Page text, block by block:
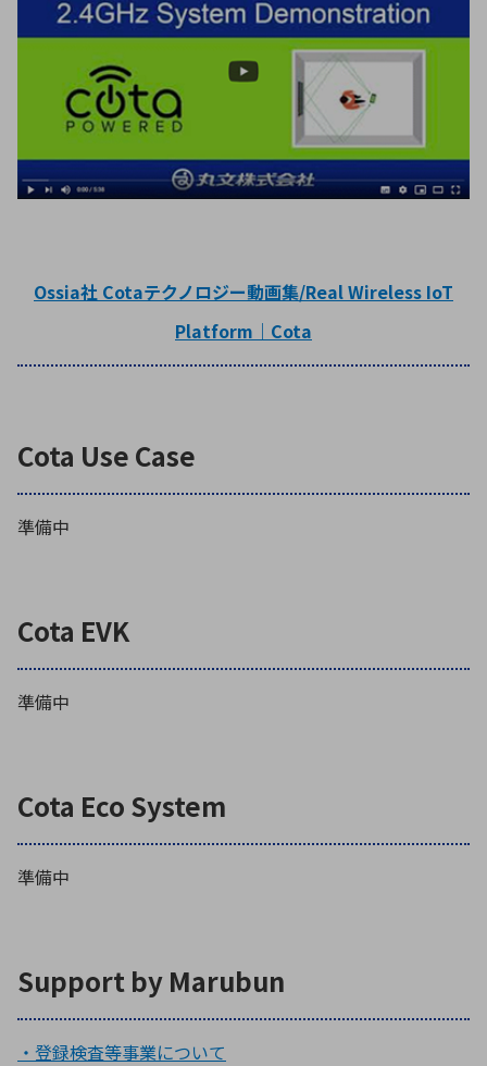
Ossia社 Cotaテクノロジー動画集/Real Wireless IoT
Platform｜Cota
Cota Use Case
準備中
Cota EVK
準備中
Cota Eco System
準備中
Support by Marubun
・ 登録検査等事業について